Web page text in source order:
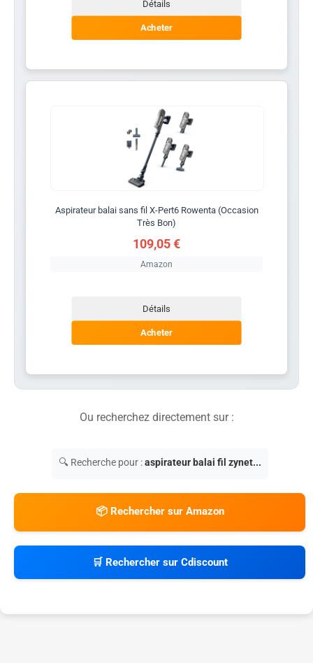
Détails
Acheter
Aspirateur balai sans fil X-Pert6 Rowenta (Occasion
Très Bon)
109,05 €
Amazon
Détails
Acheter
Ou recherchez directement sur :
🔍 Recherche pour :aspirateur balai fil zynet...
📦 Rechercher sur Amazon
🛒 Rechercher sur Cdiscount